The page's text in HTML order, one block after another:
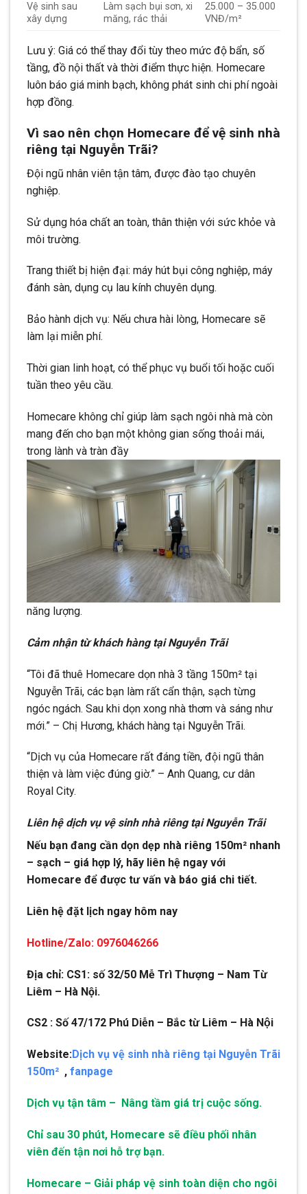
Vệ sinh sau
xây dựng
Làm sạch bụi sơn, xi
măng, rác thải
25.000 – 35.000
VNĐ/m²
Lưu ý: Giá có thể thay đổi tùy theo mức độ bẩn, số
tầng, đồ nội thất và thời điểm thực hiện. Homecare
luôn báo giá minh bạch, không phát sinh chi phí ngoài
hợp đồng.
Vì sao nên chọn Homecare để vệ sinh nhà
riêng tại Nguyễn Trãi?
Đội ngũ nhân viên tận tâm, được đào tạo chuyên
nghiệp.
Sử dụng hóa chất an toàn, thân thiện với sức khỏe và
môi trường.
Trang thiết bị hiện đại: máy hút bụi công nghiệp, máy
đánh sàn, dụng cụ lau kính chuyên dụng.
Bảo hành dịch vụ: Nếu chưa hài lòng, Homecare sẽ
làm lại miễn phí.
Thời gian linh hoạt, có thể phục vụ buổi tối hoặc cuối
tuần theo yêu cầu.
Homecare không chỉ giúp làm sạch ngôi nhà mà còn
mang đến cho bạn một không gian sống thoải mái,
trong lành và tràn đầy
năng lượng.
Cảm nhận từ khách hàng tại Nguyễn Trãi
“Tôi đã thuê Homecare dọn nhà 3 tầng 150m² tại
Nguyễn Trãi, các bạn làm rất cẩn thận, sạch từng
ngóc ngách. Sau khi dọn xong nhà thơm và sáng như
mới.” – Chị Hương, khách hàng tại Nguyễn Trãi.
“Dịch vụ của Homecare rất đáng tiền, đội ngũ thân
thiện và làm việc đúng giờ.” – Anh Quang, cư dân
Royal City.
Liên hệ dịch vụ vệ sinh nhà riêng tại Nguyễn Trãi
Nếu bạn đang cần dọn dẹp nhà riêng 150m² nhanh
– sạch – giá hợp lý, hãy liên hệ ngay với
Homecare để được tư vấn và báo giá chi tiết.
Liên hệ đặt lịch ngay hôm nay
Hotline/Zalo: 0976046266
Địa chỉ: CS1: số 32/50 Mễ Trì Thượng – Nam Từ
Liêm – Hà Nội.
CS2 : Số 47/172 Phú Diễn – Bắc từ Liêm – Hà Nội
Website:Dịch vụ vệ sinh nhà riêng tại Nguyễn Trãi
150m² , fanpage
Dịch vụ tận tâm – Nâng tầm giá trị cuộc sống.
Chỉ sau 30 phút, Homecare sẽ điều phối nhân
viên đến tận nơi hỗ trợ bạn.
Homecare – Giải pháp vệ sinh toàn diện cho ngôi